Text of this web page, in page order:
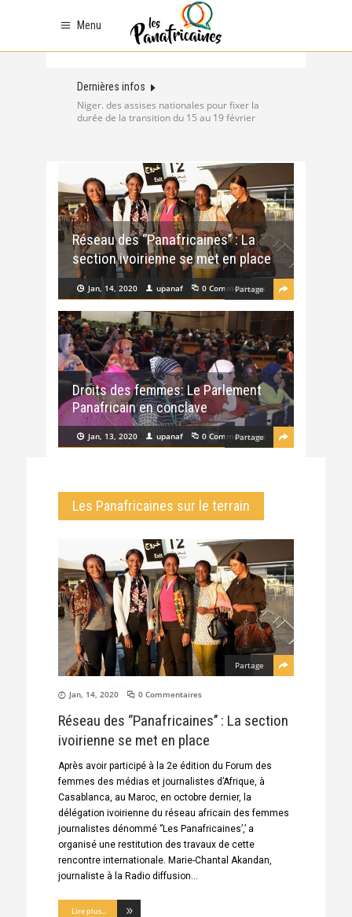
Menu
Dernières infos
Niger. des assises nationales pour fixer la
durée de la transition du 15 au 19 février
Réseau des ‘’Panafricaines’’ : La
section ivoirienne se met en place
Jan, 14, 2020 upanaf 0 Commentaires
Partage
Droits des femmes: Le Parlement
Panafricain en conclave
Jan, 13, 2020 upanaf 0 Commentaires
Partage
Les Panafricaines sur le terrain
Partage
Jan, 14, 2020 0 Commentaires
Réseau des ‘’Panafricaines’’ : La section
ivoirienne se met en place
Après avoir participé à la 2e édition du Forum des
femmes des médias et journalistes d’Afrique, à
Casablanca, au Maroc, en octobre dernier, la
délégation ivoirienne du réseau africain des femmes
journalistes dénommé ‘’Les Panafricaines’,’ a
organisé une restitution des travaux de cette
rencontre internationale. Marie-Chantal Akandan,
journaliste à la Radio diffusion
Lire plus...